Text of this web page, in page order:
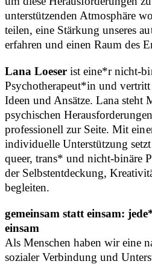
unterstützenden Atmosphäre
teilen, eine Stärkung unseres
erfahren und einen Raum des
Lana Loeserist eine*r nicht-
Psychotherapeut*in und
Ideen und Ansätze. Lana steht
psychischen
professionell zur Seite. Mit
individuelle Unterstützung
queer, trans* und nicht-binäre
der Selbstentdeckung,
begleiten.
gemeinsam statt einsam:
einsam
Als Menschen haben wir eine
sozialer Verbindung und